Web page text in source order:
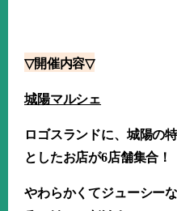
▽開催内容▽
城陽マルシェ
ロゴスランドに、城陽の
としたお店が6店舗集合！
やわらかくてジューシー